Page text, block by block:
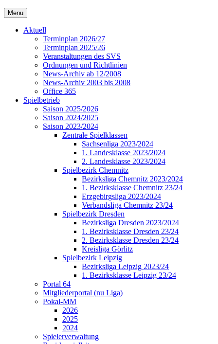
Menu
Aktuell
Terminplan 2026/27
Terminplan 2025/26
Veranstaltungen des SVS
Ordnungen und Richtlinien
News-Archiv ab 12/2008
News-Archiv 2003 bis 2008
Office 365
Spielbetrieb
Saison 2025/2026
Saison 2024/2025
Saison 2023/2024
Zentrale Spielklassen
Sachsenliga 2023/2024
1. Landesklasse 2023/2024
2. Landesklasse 2023/2024
Spielbezirk Chemnitz
Bezirksliga Chemnitz 2023/2024
1. Bezirksklasse Chemnitz 23/24
Erzgebirgsliga 2023/2024
Verbandsliga Chemnitz 23/24
Spielbezirk Dresden
Bezirksliga Dresden 2023/2024
1. Bezirksklasse Dresden 23/24
2. Bezirksklasse Dresden 23/24
Kreisliga Görlitz
Spielbezirk Leipzig
Bezirksliga Leipzig 2023/24
1. Bezirksklasse Leipzig 23/24
Portal 64
Mitgliederportal (nu Liga)
Pokal-MM
2026
2025
2024
Spielerverwaltung